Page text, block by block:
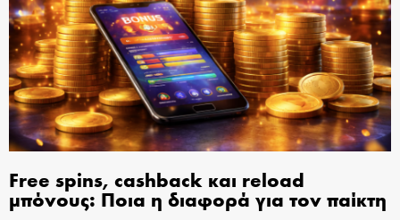
Free spins, cashback και reload
μπόνους: Ποια η διαφορά για τον παίκτη